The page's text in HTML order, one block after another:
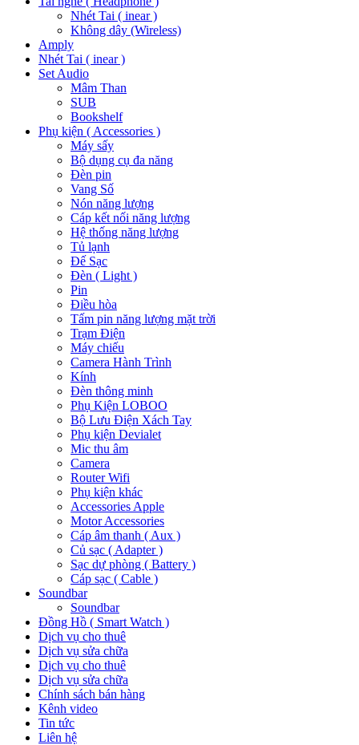
Nhét Tai ( inear )
Không dây (Wireless)
Amply
Nhét Tai ( inear )
Set Audio
Mâm Than
SUB
Bookshelf
Phụ kiện ( Accessories )
Máy sấy
Bộ dụng cụ đa năng
Đèn pin
Vang Số
Nón năng lượng
Cáp kết nối năng lượng
Hệ thống năng lượng
Tủ lạnh
Đế Sạc
Đèn ( Light )
Pin
Điều hòa
Tấm pin năng lượng mặt trời
Trạm Điện
Máy chiếu
Camera Hành Trình
Kính
Đèn thông minh
Phụ Kiện LOBOO
Bộ Lưu Điện Xách Tay
Phụ kiện Devialet
Mic thu âm
Camera
Router Wifi
Phụ kiện khác
Accessories Apple
Motor Accessories
Cáp âm thanh ( Aux )
Củ sạc ( Adapter )
Sạc dự phòng ( Battery )
Cáp sạc ( Cable )
Soundbar
Soundbar
Đồng Hồ ( Smart Watch )
Dịch vụ cho thuê
Dịch vụ sửa chữa
Dịch vụ cho thuê
Dịch vụ sửa chữa
Chính sách bán hàng
Kênh video
Tin tức
Liên hệ